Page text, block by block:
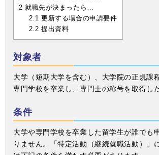
2 就職先が決まったら…
2.1 更新する場合の申請要件
2.2 提出資料
対象者
大学（短期大学を含む）、大学院の正規課
専門学校を卒業し、専門士の称号を取得し
条件
大学や専門学校を卒業した留学生が誰でも
りません。「特定活動（継続就職活動）」